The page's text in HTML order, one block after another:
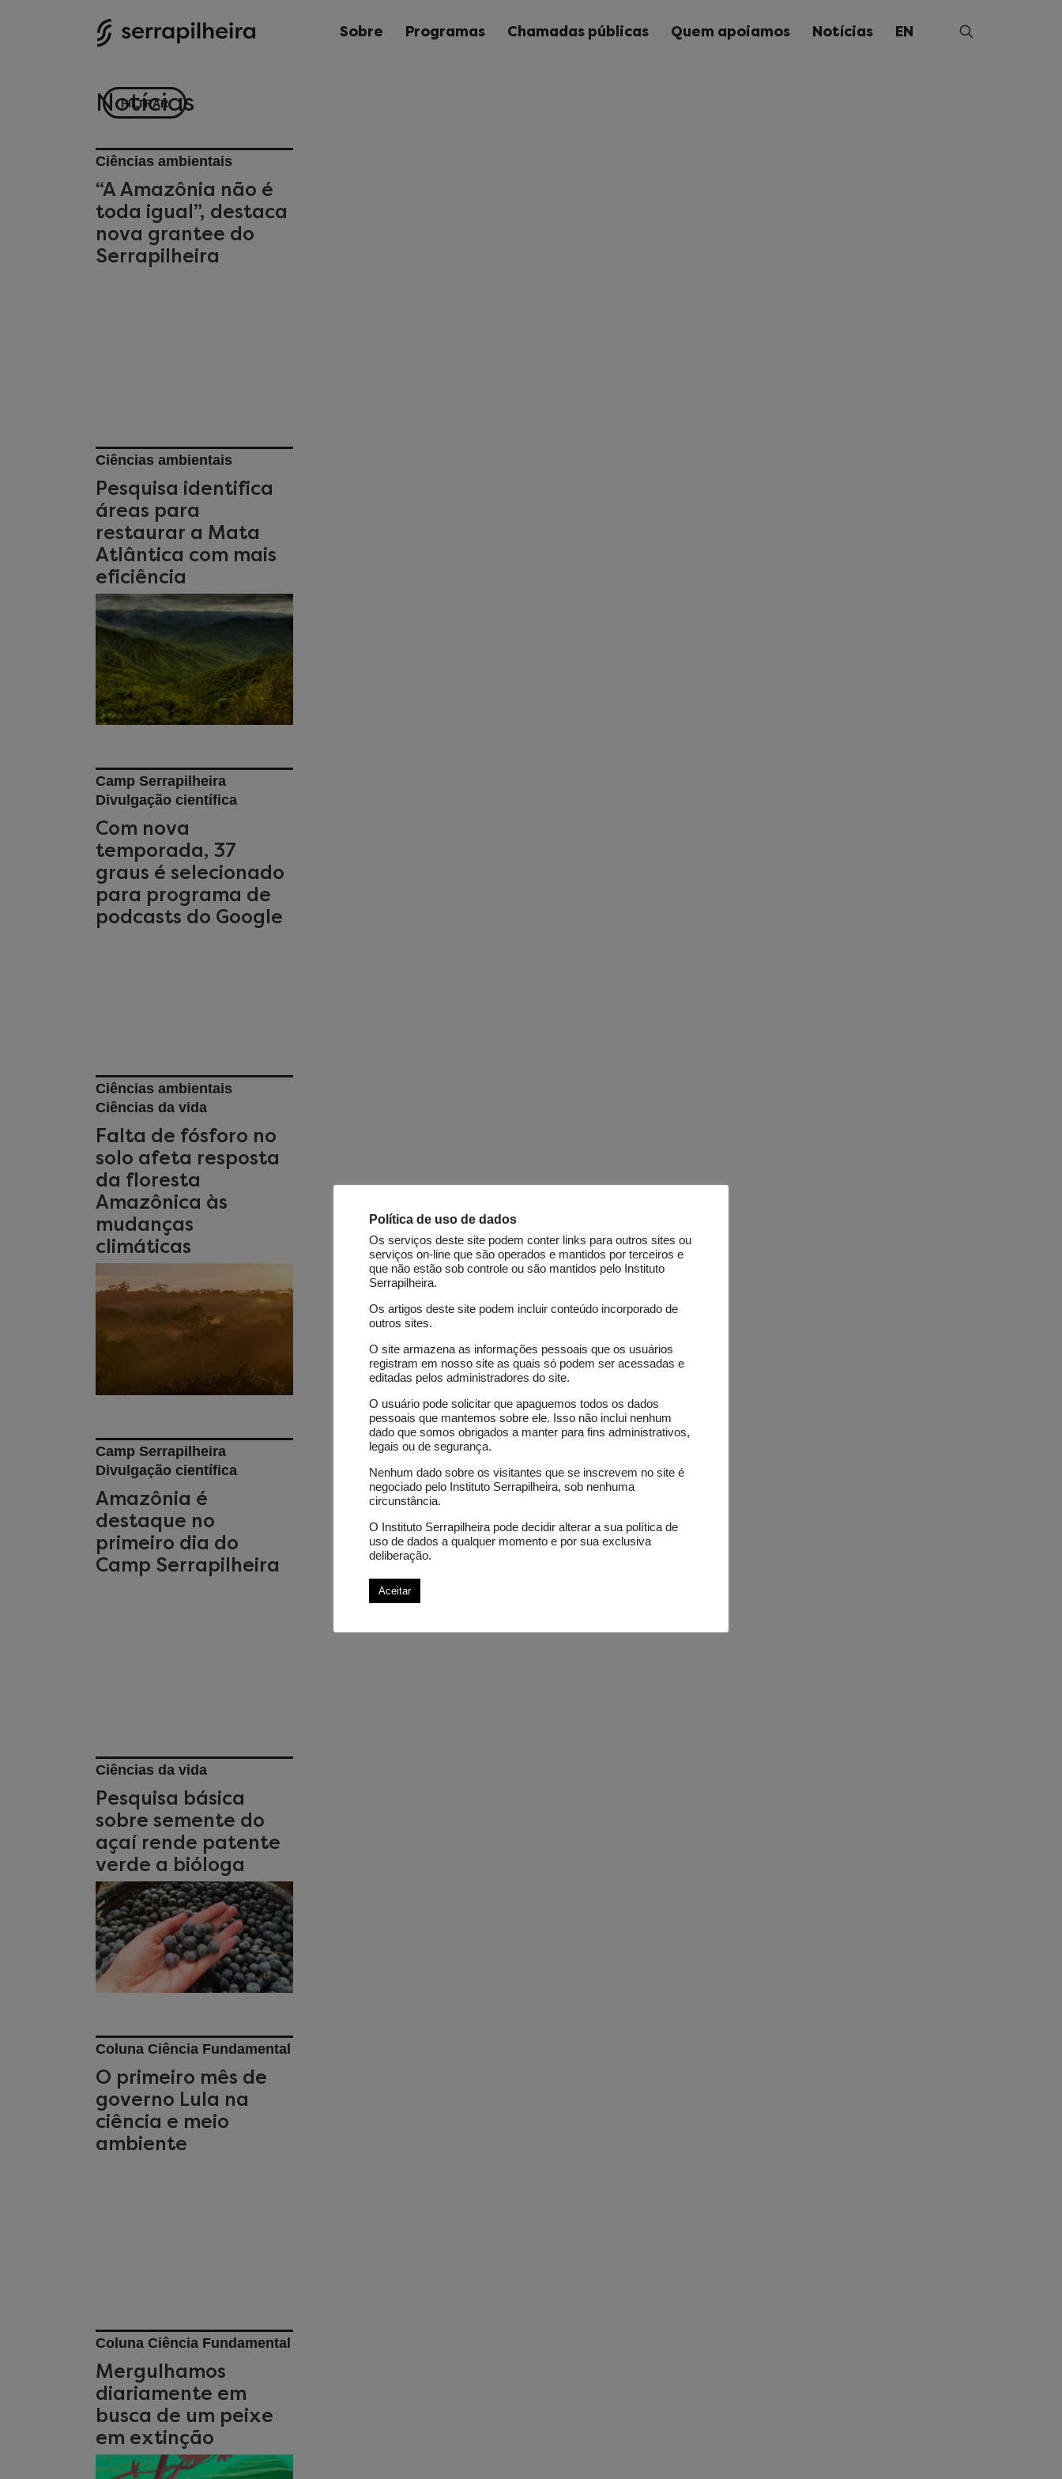
Sobre Programas Chamadas públicas Quem apoiamos Notícias EN
Notícias
FILTRAR
Ciências ambientais
“A Amazônia não é
toda igual”, destaca
nova grantee do
Serrapilheira
Ciências ambientais
Pesquisa identifica
áreas para
restaurar a Mata
Atlântica com mais
eficiência
Camp Serrapilheira
Divulgação científica
Com nova
temporada, 37
graus é selecionado
para programa de
podcasts do Google
Ciências ambientais
Ciências da vida
Falta de fósforo no
solo afeta resposta
da floresta
Amazônica às
mudanças
climáticas
Camp Serrapilheira
Divulgação científica
Amazônia é
destaque no
primeiro dia do
Camp Serrapilheira
Ciências da vida
Pesquisa básica
sobre semente do
açaí rende patente
verde a bióloga
Coluna Ciência Fundamental
O primeiro mês de
governo Lula na
ciência e meio
ambiente
Coluna Ciência Fundamental
Mergulhamos
diariamente em
busca de um peixe
em extinção
Política de uso de dados
Os serviços deste site podem conter links para outros sites ou
serviços on-line que são operados e mantidos por terceiros e
que não estão sob controle ou são mantidos pelo Instituto
Serrapilheira.
Os artigos deste site podem incluir conteúdo incorporado de
outros sites.
O site armazena as informações pessoais que os usuários
registram em nosso site as quais só podem ser acessadas e
editadas pelos administradores do site.
O usuário pode solicitar que apaguemos todos os dados
pessoais que mantemos sobre ele. Isso não inclui nenhum
dado que somos obrigados a manter para fins administrativos,
legais ou de segurança.
Nenhum dado sobre os visitantes que se inscrevem no site é
negociado pelo Instituto Serrapilheira, sob nenhuma
circunstância.
O Instituto Serrapilheira pode decidir alterar a sua política de
uso de dados a qualquer momento e por sua exclusiva
deliberação.
Aceitar